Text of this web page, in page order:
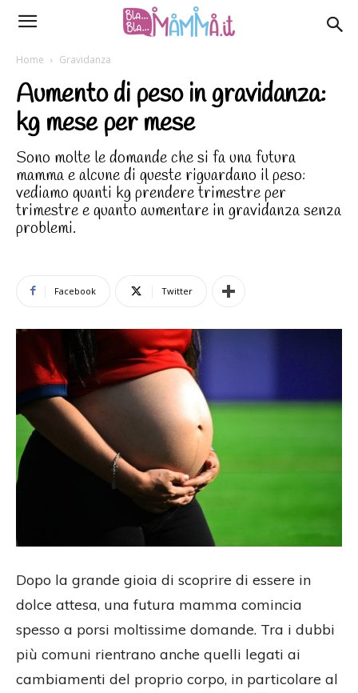
Home Gravidanza
Aumento di peso in gravidanza:
kg mese per mese
Sono molte le domande che si fa una futura
mamma e alcune di queste riguardano il peso:
vediamo quanti kg prendere trimestre per
trimestre e quanto aumentare in gravidanza senza
problemi.
Facebook Twitter
Dopo la grande gioia di scoprire di essere in
dolce attesa, una futura mamma comincia
spesso a porsi moltissime domande. Tra i dubbi
più comuni rientrano anche quelli legati ai
cambiamenti del proprio corpo, in particolare al